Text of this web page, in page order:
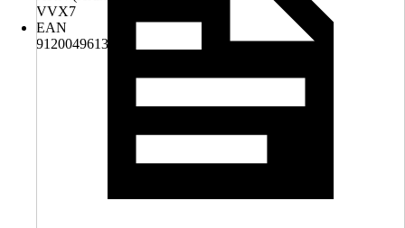
VVX7
EAN
9120049613540